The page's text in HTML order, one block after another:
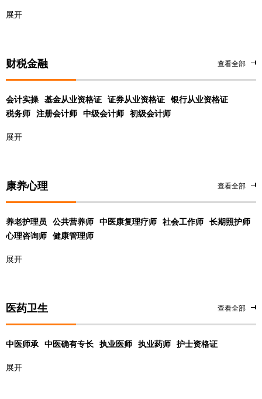
展开
财税金融 查看全部
会计实操 基金从业资格证 证券从业资格证
银行从业资格证
税务师
注册会计师 中级会计师 初级会计师
展开
康养心理 查看全部
养老护理员 公共营养师 中医康复理疗师 社会工作师
长期照护师
心理咨询师
健康管理师
展开
医药卫生 查看全部
中医师承 中医确有专长 执业医师 执业药师 护士资格证
展开